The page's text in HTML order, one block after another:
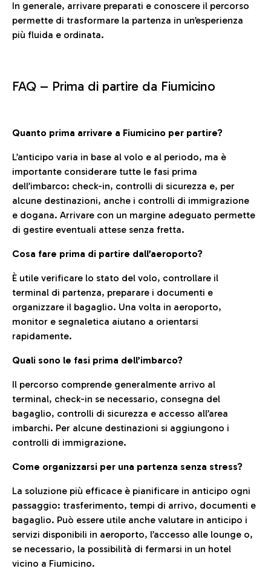
In generale, arrivare preparati e conoscere il percorso
permette di trasformare la partenza in un’esperienza
più fluida e ordinata.
FAQ – Prima di partire da Fiumicino
Quanto prima arrivare a Fiumicino per partire?
L’anticipo varia in base al volo e al periodo, ma è
importante considerare tutte le fasi prima
dell’imbarco: check-in, controlli di sicurezza e, per
alcune destinazioni, anche i controlli di immigrazione
e dogana. Arrivare con un margine adeguato permette
di gestire eventuali attese senza fretta.
Cosa fare prima di partire dall’aeroporto?
È utile verificare lo stato del volo, controllare il
terminal di partenza, preparare i documenti e
organizzare il bagaglio. Una volta in aeroporto,
monitor e segnaletica aiutano a orientarsi
rapidamente.
Quali sono le fasi prima dell’imbarco?
Il percorso comprende generalmente arrivo al
terminal, check-in se necessario, consegna del
bagaglio, controlli di sicurezza e accesso all’area
imbarchi. Per alcune destinazioni si aggiungono i
controlli di immigrazione.
Come organizzarsi per una partenza senza stress?
La soluzione più efficace è pianificare in anticipo ogni
passaggio: trasferimento, tempi di arrivo, documenti e
bagaglio. Può essere utile anche valutare in anticipo i
servizi disponibili in aeroporto, l’accesso alle lounge o,
se necessario, la possibilità di fermarsi in un hotel
vicino a Fiumicino.